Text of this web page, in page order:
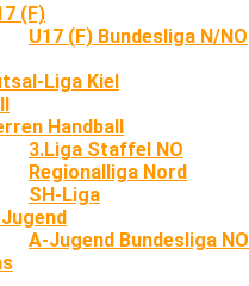
(F)
U17 (F) Bundesliga N/NO
Liga Kiel
Handball
3.Liga Staffel NO
Regionalliga Nord
SH-Liga
A-Jugend Bundesliga NO